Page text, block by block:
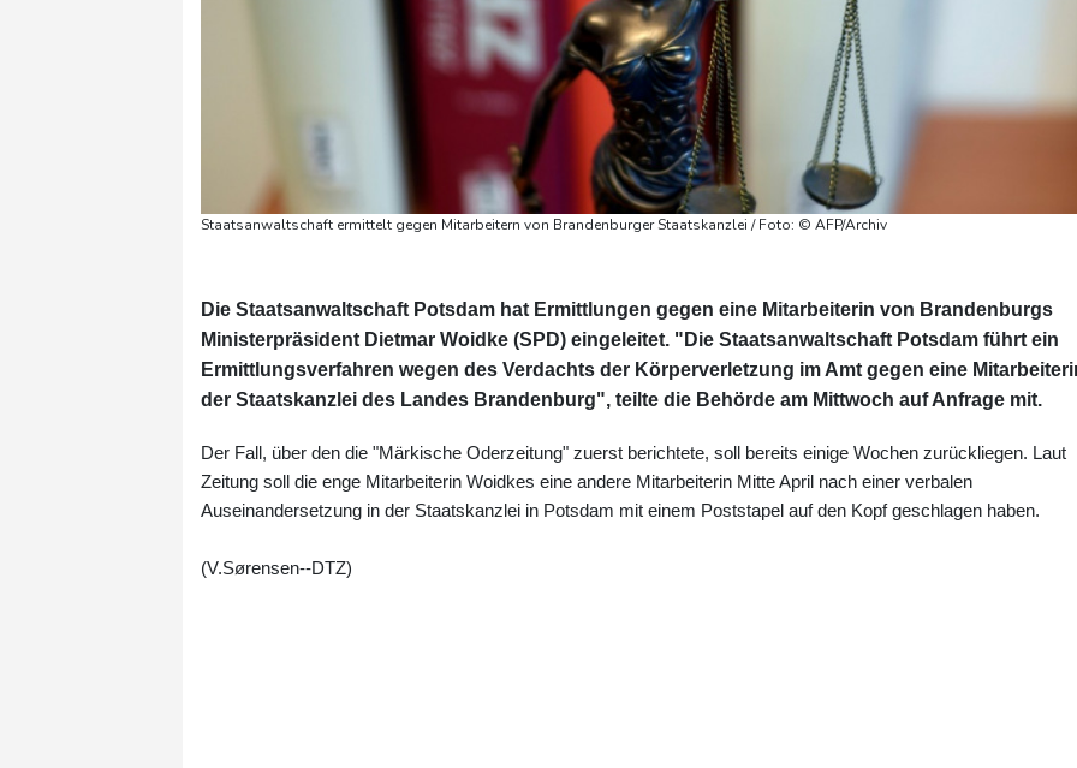
Staatsanwaltschaft ermittelt gegen Mitarbeitern von Brandenburger Staatskanzlei / Foto: © AFP/Archiv
Die Staatsanwaltschaft Potsdam hat Ermittlungen gegen eine Mitarbeiterin von Brandenburgs
Ministerpräsident Dietmar Woidke (SPD) eingeleitet. "Die Staatsanwaltschaft Potsdam führt ein
Ermittlungsverfahren wegen des Verdachts der Körperverletzung im Amt gegen eine
der Staatskanzlei des Landes Brandenburg", teilte die Behörde am Mittwoch auf Anfrage mit.
Der Fall, über den die "Märkische Oderzeitung" zuerst berichtete, soll bereits einige Wochen zurückliegen. Laut
Zeitung soll die enge Mitarbeiterin Woidkes eine andere Mitarbeiterin Mitte April nach einer verbalen
Auseinandersetzung in der Staatskanzlei in Potsdam mit einem Poststapel auf den Kopf geschlagen haben.
(V.Sørensen--DTZ)